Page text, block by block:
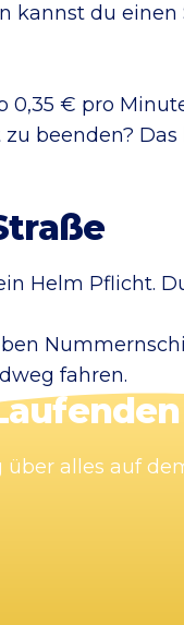
kannst du
0,35 € pro
beenden?
Helm Pflicht.
fahren.
alles auf